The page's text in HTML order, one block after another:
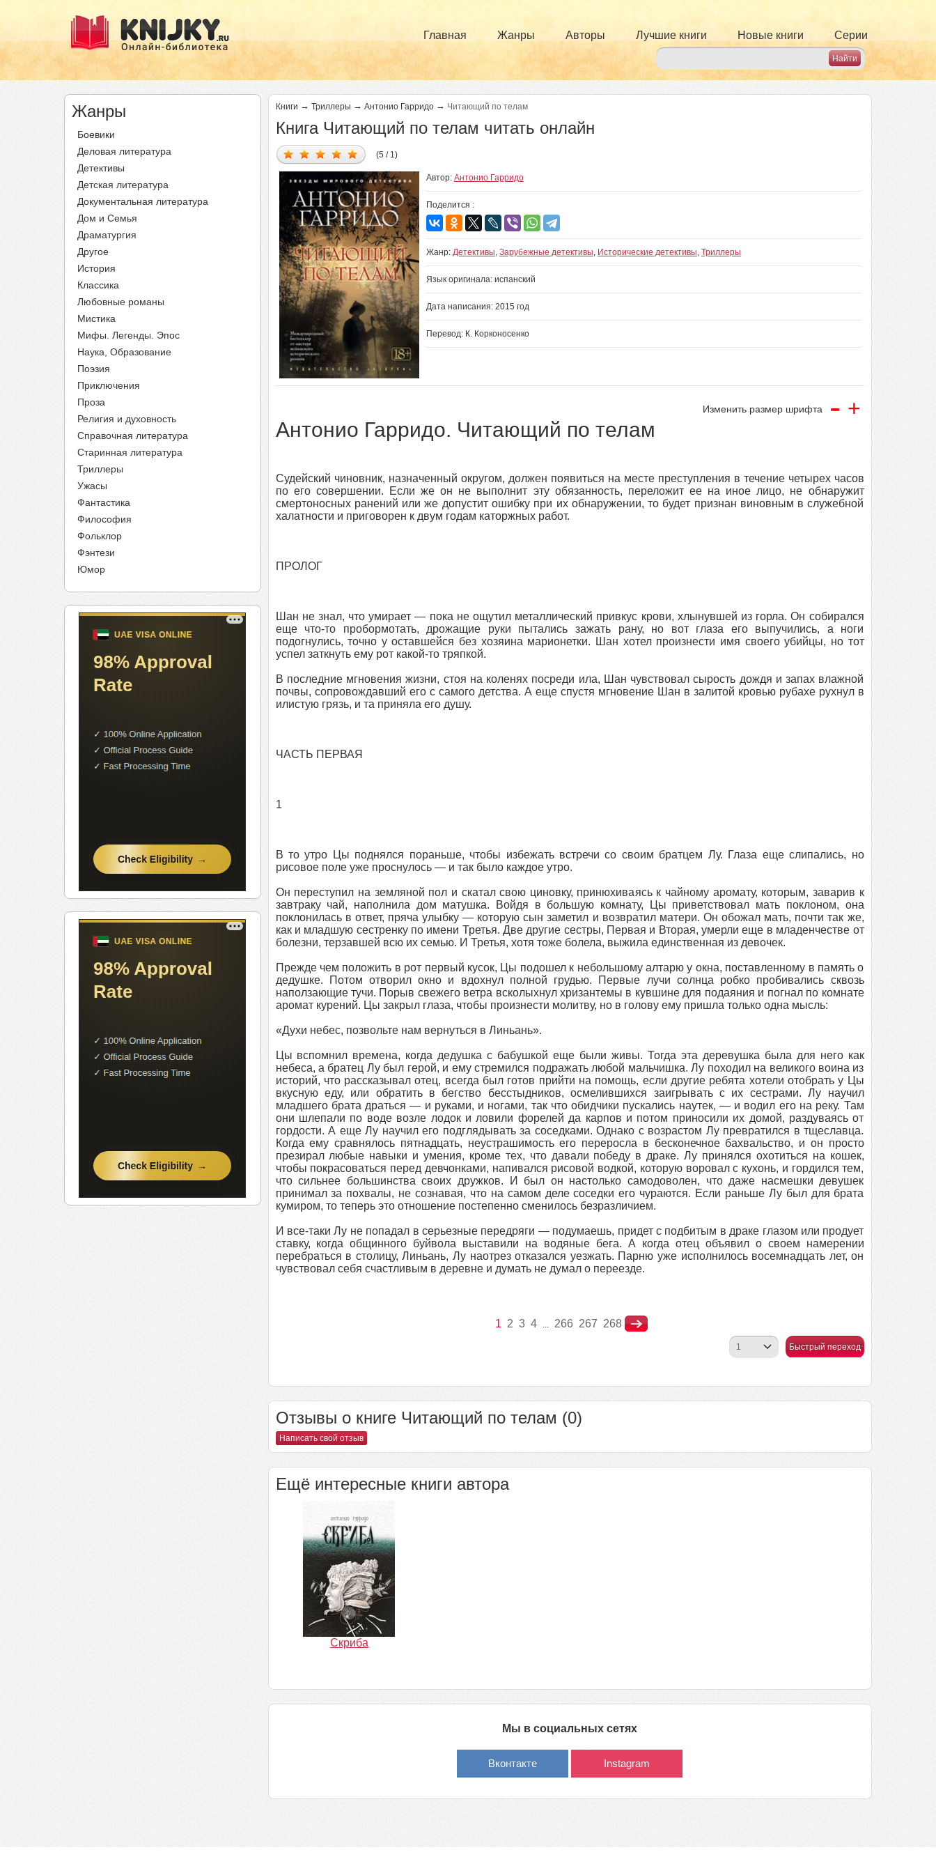
Главная Жанры Авторы Лучшие книги Новые книги Серии
Жанры
Боевики
Деловая литература
Детективы
Детская литература
Документальная литература
Дом и Семья
Драматургия
Другое
История
Классика
Любовные романы
Мистика
Мифы. Легенды. Эпос
Наука, Образование
Поэзия
Приключения
Проза
Религия и духовность
Справочная литература
Старинная литература
Триллеры
Ужасы
Фантастика
Философия
Фольклор
Фэнтези
Юмор
Книги → Триллеры → Антонио Гарридо → Читающий по телам
Книга Читающий по телам читать онлайн
(5 / 1)
Автор: Антонио Гарридо
Поделится :
Жанр: Детективы, Зарубежные детективы, Исторические детективы, Триллеры
Язык оригинала: испанский
Дата написания: 2015 год
Перевод: К. Корконосенко
Изменить размер шрифта - +
Антонио Гарридо. Читающий по телам
Судейский чиновник, назначенный округом, должен появиться на месте преступления в течение четырех часов
по его совершении. Если же он не выполнит эту обязанность, переложит ее на иное лицо, не обнаружит
смертоносных ранений или же допустит ошибку при их обнаружении, то будет признан виновным в служебной
халатности и приговорен к двум годам каторжных работ.
ПРОЛОГ
Шан не знал, что умирает — пока не ощутил металлический привкус крови, хлынувшей из горла. Он собирался
еще что-то пробормотать, дрожащие руки пытались зажать рану, но вот глаза его выпучились, а ноги
подогнулись, точно у оставшейся без хозяина марионетки. Шан хотел произнести имя своего убийцы, но тот
успел заткнуть ему рот какой-то тряпкой.
В последние мгновения жизни, стоя на коленях посреди ила, Шан чувствовал сырость дождя и запах влажной
почвы, сопровождавший его с самого детства. А еще спустя мгновение Шан в залитой кровью рубахе рухнул в
илистую грязь, и та приняла его душу.
ЧАСТЬ ПЕРВАЯ
1
В то утро Цы поднялся пораньше, чтобы избежать встречи со своим братцем Лу. Глаза еще слипались, но
рисовое поле уже проснулось — и так было каждое утро.
Он переступил на земляной пол и скатал свою циновку, принюхиваясь к чайному аромату, которым, заварив к
завтраку чай, наполнила дом матушка. Войдя в большую комнату, Цы приветствовал мать поклоном, она
поклонилась в ответ, пряча улыбку — которую сын заметил и возвратил матери. Он обожал мать, почти так же,
как и младшую сестренку по имени Третья. Две другие сестры, Первая и Вторая, умерли еще в младенчестве от
болезни, терзавшей всю их семью. И Третья, хотя тоже болела, выжила единственная из девочек.
Прежде чем положить в рот первый кусок, Цы подошел к небольшому алтарю у окна, поставленному в память о
дедушке. Потом отворил окно и вдохнул полной грудью. Первые лучи солнца робко пробивались сквозь
наползающие тучи. Порыв свежего ветра всколыхнул хризантемы в кувшине для подаяния и погнал по комнате
аромат курений. Цы закрыл глаза, чтобы произнести молитву, но в голову ему пришла только одна мысль:
«Духи небес, позвольте нам вернуться в Линьань».
Цы вспомнил времена, когда дедушка с бабушкой еще были живы. Тогда эта деревушка была для него как
небеса, а братец Лу был герой, и ему стремился подражать любой мальчишка. Лу походил на великого воина из
историй, что рассказывал отец, всегда был готов прийти на помощь, если другие ребята хотели отобрать у Цы
вкусную еду, или обратить в бегство бесстыдников, осмелившихся заигрывать с их сестрами. Лу научил
младшего брата драться — и руками, и ногами, так что обидчики пускались наутек, — и водил его на реку. Там
они шлепали по воде возле лодок и ловили форелей да карпов и потом приносили их домой, раздуваясь от
гордости. А еще Лу научил его подглядывать за соседками. Однако с возрастом Лу превратился в тщеславца.
Когда ему сравнялось пятнадцать, неустрашимость его переросла в бесконечное бахвальство, и он просто
презирал любые навыки и умения, кроме тех, что давали победу в драке. Лу принялся охотиться на кошек,
чтобы покрасоваться перед девчонками, напивался рисовой водкой, которую воровал с кухонь, и гордился тем,
что сильнее большинства своих дружков. И был он настолько самодоволен, что даже насмешки девушек
принимал за похвалы, не сознавая, что на самом деле соседки его чураются. Если раньше Лу был для брата
кумиром, то теперь это отношение постепенно сменилось безразличием.
И все-таки Лу не попадал в серьезные передряги — подумаешь, придет с подбитым в драке глазом или продует
ставку, когда общинного буйвола выставили на водяные бега. А когда отец объявил о своем намерении
перебраться в столицу, Линьань, Лу наотрез отказался уезжать. Парню уже исполнилось восемнадцать лет, он
чувствовал себя счастливым в деревне и думать не думал о переезде.
1 2 3 4 ... 266 267 268
Быстрый переход
Отзывы о книге Читающий по телам (0)
Написать свой отзыв
Ещё интересные книги автора
Скриба
Мы в социальных сетях
Вконтакте Instagram